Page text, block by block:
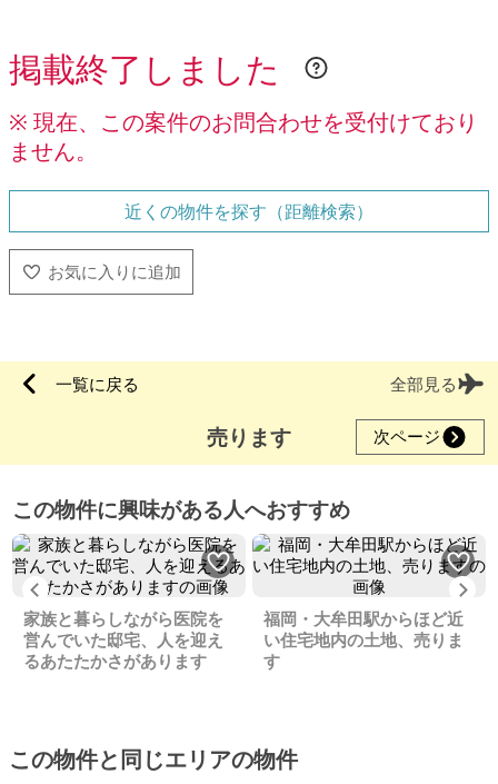
掲載終了しました
※ 現在、この案件のお問合わせを受付けており
ません。
近くの物件を探す（距離検索）
一覧に戻る 全部見る
売ります 次ページ
この物件に興味がある人へおすすめ
Previous
家族と暮らしながら医院を
営んでいた邸宅、人を迎え
るあたたかさがあります
福岡・大牟田駅からほど近
い住宅地内の土地、売りま
す
この物件と同じエリアの物件